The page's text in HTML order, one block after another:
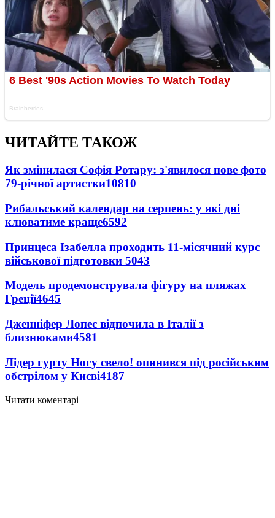
ЧИТАЙТЕ ТАКОЖ
Як змінилася Софія Ротару: з'явилося нове фото
79-річної артистки10810
Рибальський календар на серпень: у які дні
клюватиме краще6592
Принцеса Ізабелла проходить 11-місячний курс
військової підготовки 5043
Модель продемонструвала фігуру на пляжах
Греції4645
Дженніфер Лопес відпочила в Італії з
близнюками4581
Лідер гурту Ногу свело! опинився під російським
обстрілом у Києві4187
Читати коментарі